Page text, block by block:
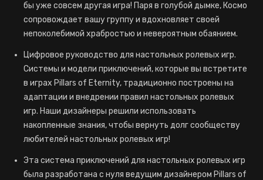
бы уже совсем другая игра! Паря в голубой дымке, Космо
сопровождает вашу группу и вдохновляет своей
непоколебимой храбростью и невероятным обаянием.
Цифровое руководство для настольных ролевых игр.
Системы и модели приключений, которые вы встретите
в играх Pillars of Eternity, традиционно построены на
адаптации и внедрении правил настольных ролевых
игр. Наши дизайнеры решили использовать
накопленные знания, чтобы вернуть долг сообществу
любителей настольных ролевых игр!
Эта система приключений для настольных ролевых игр
была разработана с нуля ведущим дизайнером Pillars of